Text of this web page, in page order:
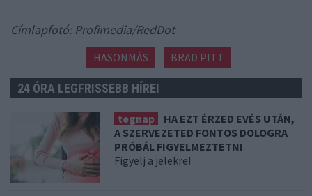
Címlapfotó: Profimedia/RedDot
HASONMÁS BRAD PITT
24 ÓRA LEGFRISSEBB HÍREI
tegnap
HA EZT ÉRZED EVÉS UTÁN,
A SZERVEZETED FONTOS DOLOGRA
PRÓBÁL FIGYELMEZTETNI
Figyelj a jelekre!